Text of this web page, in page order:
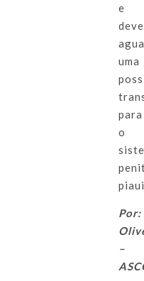
e
deve
uma
para
o
Por:
–